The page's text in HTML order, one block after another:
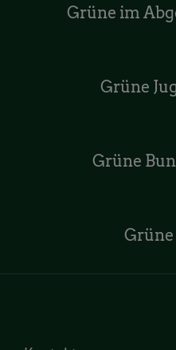
Grüne im
Grüne
Grüne